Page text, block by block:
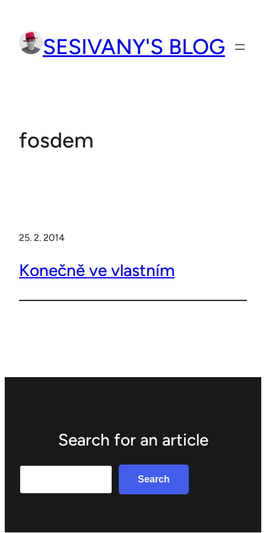
obsah
SESIVANY'S BLOG
fosdem
25. 2. 2014
Konečně ve vlastním
Search for an article
Search